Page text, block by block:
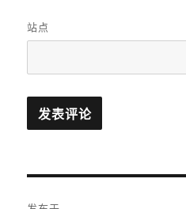
站点